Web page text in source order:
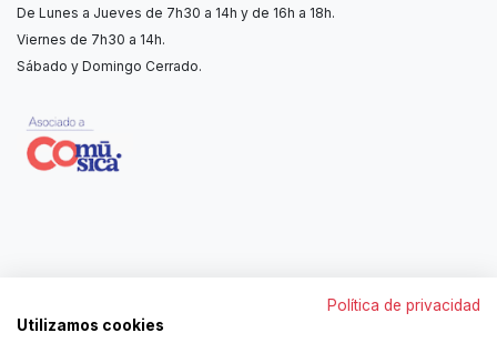
De Lunes a Jueves de 7h30 a 14h y de 16h a 18h.
Viernes de 7h30 a 14h.
Sábado y Domingo Cerrado.
962250313
Política de privacidad
Utilizamos cookies